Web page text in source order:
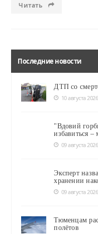
Читать
Последние новости
ДТП со
10 августа 2026
"Вдовий
избавиться –
09 августа 2026
Эксперт
хранении
09 августа 2026
Тюменцам
полётов